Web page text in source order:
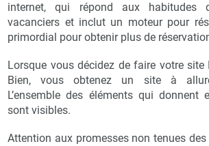
internet, qui répond aux habitudes
vacanciers et inclut un moteur pour
primordial pour obtenir plus de
Lorsque vous décidez de faire votre site
Bien, vous obtenez un site à
L’ensemble des éléments qui donnent
sont visibles.
Attention aux promesses non tenues